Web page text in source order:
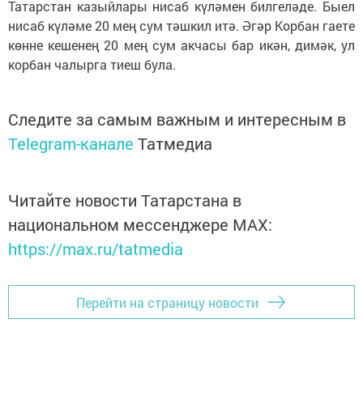
Татарстан казыйлары нисаб күләмен билгеләде. Быел
нисаб күләме 20 мең сум тәшкил итә. Әгәр Корбан гаете
көнне кешенең 20 мең сум акчасы бар икән, димәк, ул
корбан чалырга тиеш була.
Следите за самым важным и интересным в
Telegram-канале Татмедиа
Читайте новости Татарстана в
национальном мессенджере MАХ:
https://max.ru/tatmedia
Перейти на страницу новости